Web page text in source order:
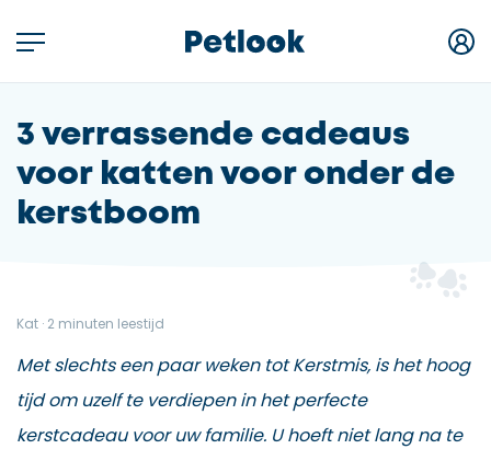
3 verrassende cadeaus
voor katten voor onder de
kerstboom
Kat · 2 minuten leestijd
Met slechts een paar weken tot Kerstmis, is het hoog
tijd om uzelf te verdiepen in het perfecte
kerstcadeau voor uw familie. U hoeft niet lang na te